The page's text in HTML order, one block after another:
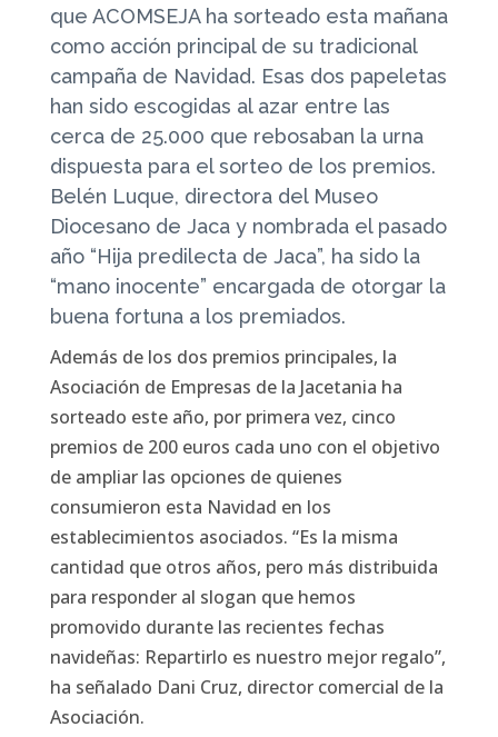
que ACOMSEJA ha sorteado esta mañana
como acción principal de su tradicional
campaña de Navidad. Esas dos papeletas
han sido escogidas al azar entre las
cerca de 25.000 que rebosaban la urna
dispuesta para el sorteo de los premios.
Belén Luque, directora del Museo
Diocesano de Jaca y nombrada el pasado
año “Hija predilecta de Jaca”, ha sido la
“mano inocente” encargada de otorgar la
buena fortuna a los premiados.
Además de los dos premios principales, la
Asociación de Empresas de la Jacetania ha
sorteado este año, por primera vez, cinco
premios de 200 euros cada uno con el objetivo
de ampliar las opciones de quienes
consumieron esta Navidad en los
establecimientos asociados. “Es la misma
cantidad que otros años, pero más distribuida
para responder al slogan que hemos
promovido durante las recientes fechas
navideñas: Repartirlo es nuestro mejor regalo”,
ha señalado Dani Cruz, director comercial de la
Asociación.